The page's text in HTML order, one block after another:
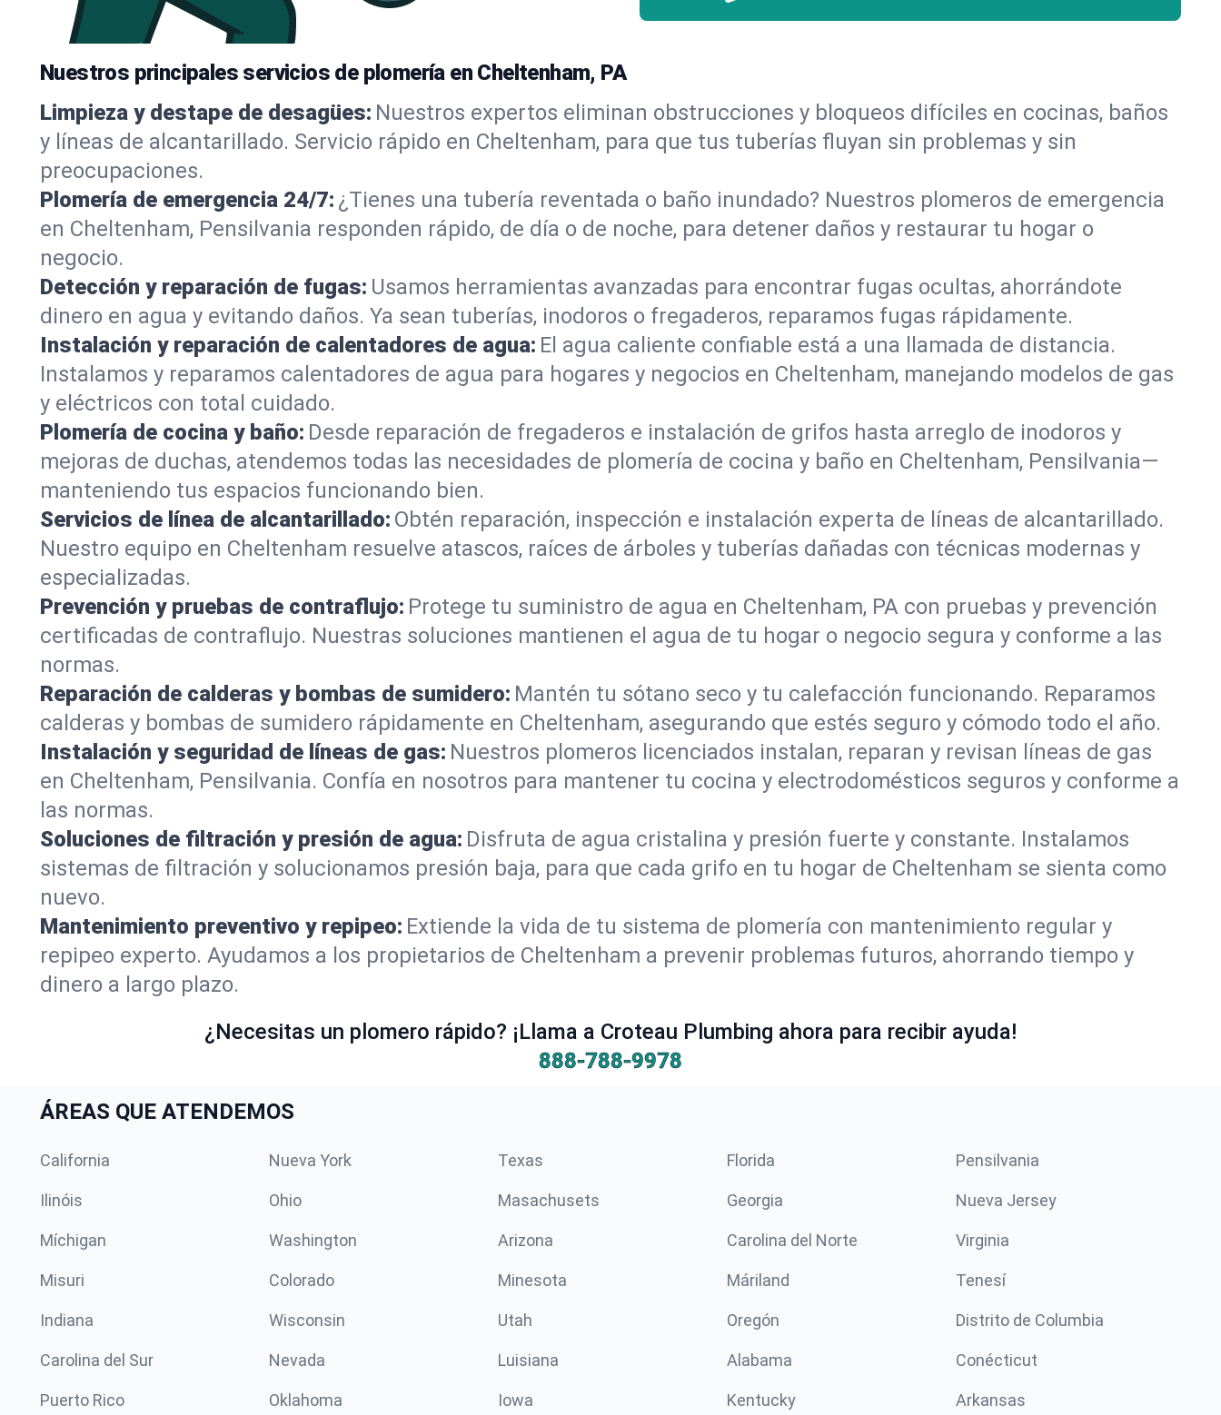
Nuestros principales servicios de plomería en Cheltenham, PA
Limpieza y destape de desagües: Nuestros expertos eliminan obstrucciones y bloqueos difíciles en cocinas, baños
y líneas de alcantarillado. Servicio rápido en Cheltenham, para que tus tuberías fluyan sin problemas y sin
preocupaciones.
Plomería de emergencia 24/7: ¿Tienes una tubería reventada o baño inundado? Nuestros plomeros de emergencia
en Cheltenham, Pensilvania responden rápido, de día o de noche, para detener daños y restaurar tu hogar o
negocio.
Detección y reparación de fugas: Usamos herramientas avanzadas para encontrar fugas ocultas, ahorrándote
dinero en agua y evitando daños. Ya sean tuberías, inodoros o fregaderos, reparamos fugas rápidamente.
Instalación y reparación de calentadores de agua: El agua caliente confiable está a una llamada de distancia.
Instalamos y reparamos calentadores de agua para hogares y negocios en Cheltenham, manejando modelos de gas
y eléctricos con total cuidado.
Plomería de cocina y baño: Desde reparación de fregaderos e instalación de grifos hasta arreglo de inodoros y
mejoras de duchas, atendemos todas las necesidades de plomería de cocina y baño en Cheltenham, Pensilvania—
manteniendo tus espacios funcionando bien.
Servicios de línea de alcantarillado: Obtén reparación, inspección e instalación experta de líneas de alcantarillado.
Nuestro equipo en Cheltenham resuelve atascos, raíces de árboles y tuberías dañadas con técnicas modernas y
especializadas.
Prevención y pruebas de contraflujo: Protege tu suministro de agua en Cheltenham, PA con pruebas y prevención
certificadas de contraflujo. Nuestras soluciones mantienen el agua de tu hogar o negocio segura y conforme a las
normas.
Reparación de calderas y bombas de sumidero: Mantén tu sótano seco y tu calefacción funcionando. Reparamos
calderas y bombas de sumidero rápidamente en Cheltenham, asegurando que estés seguro y cómodo todo el año.
Instalación y seguridad de líneas de gas: Nuestros plomeros licenciados instalan, reparan y revisan líneas de gas
en Cheltenham, Pensilvania. Confía en nosotros para mantener tu cocina y electrodomésticos seguros y conforme a
las normas.
Soluciones de filtración y presión de agua: Disfruta de agua cristalina y presión fuerte y constante. Instalamos
sistemas de filtración y solucionamos presión baja, para que cada grifo en tu hogar de Cheltenham se sienta como
nuevo.
Mantenimiento preventivo y repipeo: Extiende la vida de tu sistema de plomería con mantenimiento regular y
repipeo experto. Ayudamos a los propietarios de Cheltenham a prevenir problemas futuros, ahorrando tiempo y
dinero a largo plazo.
¿Necesitas un plomero rápido? ¡Llama a Croteau Plumbing ahora para recibir ayuda!
888-788-9978
ÁREAS QUE ATENDEMOS
California Nueva York Texas Florida Pensilvania
Ilinóis Ohio Masachusets Georgia Nueva Jersey
Míchigan Washington Arizona Carolina del Norte Virginia
Misuri Colorado Minesota Máriland Tenesí
Indiana Wisconsin Utah Oregón Distrito de Columbia
Carolina del Sur Nevada Luisiana Alabama Conécticut
Puerto Rico Oklahoma Iowa Kentucky Arkansas